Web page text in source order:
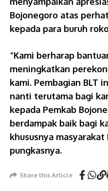
Bojonegoro atas
kepada para buruh
“Kami berharap
meningkatkan
kami. Pembagian BLT
nanti terutama bagi
kepada Pemkab
berdampak baik bagi
khususnya masyarakat
pungkasnya.
Share this Article